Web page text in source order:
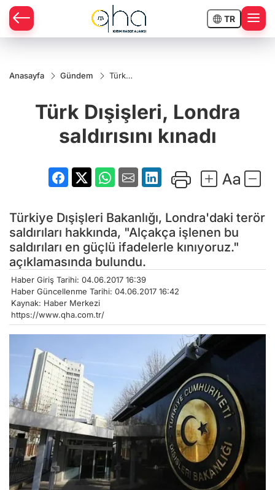
TR
Anasayfa Gündem
Türk
saldırısını
kınadı
Türk Dışişleri, Londra
saldırısını kınadı
Türkiye Dışişleri Bakanlığı, Londra'daki terör
saldırıları hakkında, "Alçakça işlenen bu
saldırıları en güçlü ifadelerle kınıyoruz."
açıklamasında bulundu.
Haber Giriş Tarihi: 04.06.2017 16:39
Haber Güncellenme Tarihi: 04.06.2017 16:42
Kaynak: Haber Merkezi
https://www.qha.com.tr/